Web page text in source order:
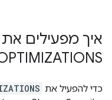
איך מפעילים
כדי להפעיל את